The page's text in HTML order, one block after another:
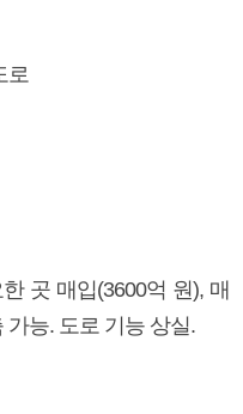
로
곳 매입(3600억 원), 매
능. 도로 기능 상실.